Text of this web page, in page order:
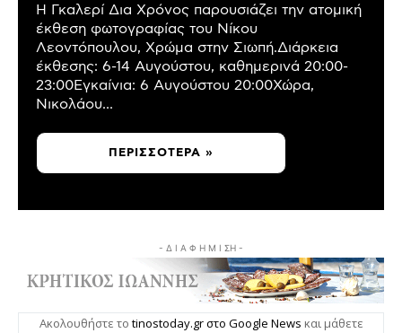
Η Γκαλερί Δια Χρόνος παρουσιάζει την ατομική
έκθεση φωτογραφίας του Νίκου
Λεοντόπουλου, Χρώμα στην Σιωπή.Διάρκεια
έκθεσης: 6-14 Αυγούστου, καθημερινά 20:00-
23:00Εγκαίνια: 6 Αυγούστου 20:00Χώρα,
Νικολάου...
ΠΕΡΙΣΣΌΤΕΡΑ »
- Δ Ι Α Φ Η Μ Ι ΣΗ -
Ακολουθήστε το tinostoday.gr στο Google News και μάθετε